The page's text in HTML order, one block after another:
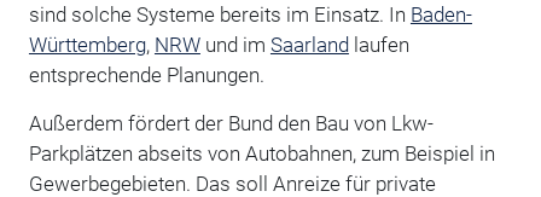
sind solche Systeme bereits im Einsatz. In Baden-
Württemberg, NRWund im Saarlandlaufen
entsprechende Planungen.
Außerdem fördert der Bund den Bau von Lkw-
Parkplätzen abseits von Autobahnen, zum Beispiel in
Gewerbegebieten. Das soll Anreize für private